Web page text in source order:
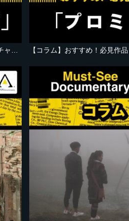
【コラム】おすすめ！必見作品『マサラチャイ』 【コラム】おすすめ！必見作品